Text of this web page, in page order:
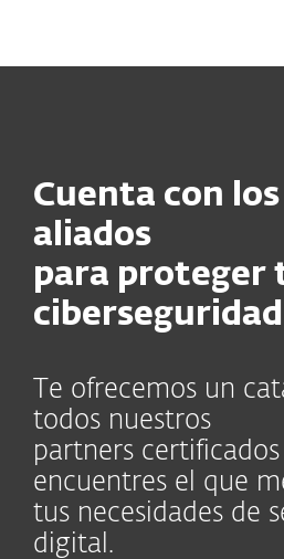
Cuenta con
aliados
para proteger
ciberseguridad
Te ofrecemos un
todos nuestros
partners certificados
encuentres el que
tus necesidades de
digital.